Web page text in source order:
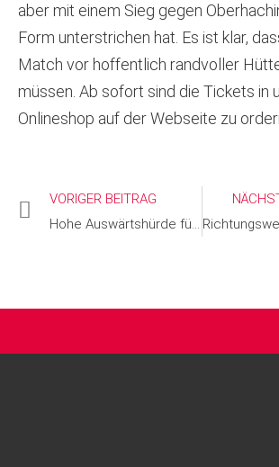
aber mit einem Sieg gegen
Form unterstrichen hat. Es ist klar,
Match vor hoffentlich randvoller
müssen. Ab sofort sind die Tickets in
Onlineshop auf der Webseite zu
VORIGER BEITRAG
Hohe Auswärtshürde für Kangaroos in Erfurt